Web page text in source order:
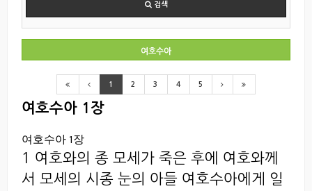
검색
여호수아
1 2 3 4 5
여호수아 1장
여호수아 1장
1 여호와의 종 모세가 죽은 후에 여호와께
서 모세의 시종 눈의 아들 여호수아에게 일